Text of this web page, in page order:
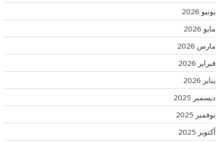
يونيو 2026
مايو 2026
مارس 2026
فبراير 2026
يناير 2026
ديسمبر 2025
نوفمبر 2025
أكتوبر 2025